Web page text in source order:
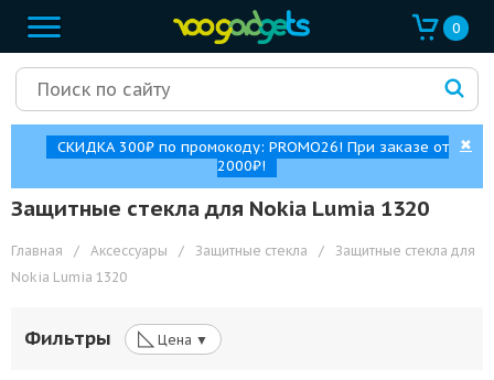
0
СКИДКА 300₽ по промокоду: PROMO26! При заказе от
2000₽!
✖
Защитные стекла для Nokia Lumia 1320
Главная / Аксессуары / Защитные стекла /
Защитные стекла для
Nokia Lumia 1320
Фильтры ◺ Цена ▼